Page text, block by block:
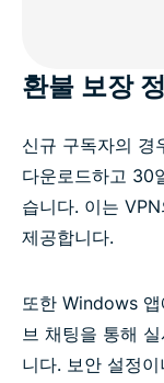
환불 보장
신규 구독자의 경
다운로드하고 30
습니다. 이는
제공합니다.
또한 Windows
브 채팅을 통해
니다. 보안 설정